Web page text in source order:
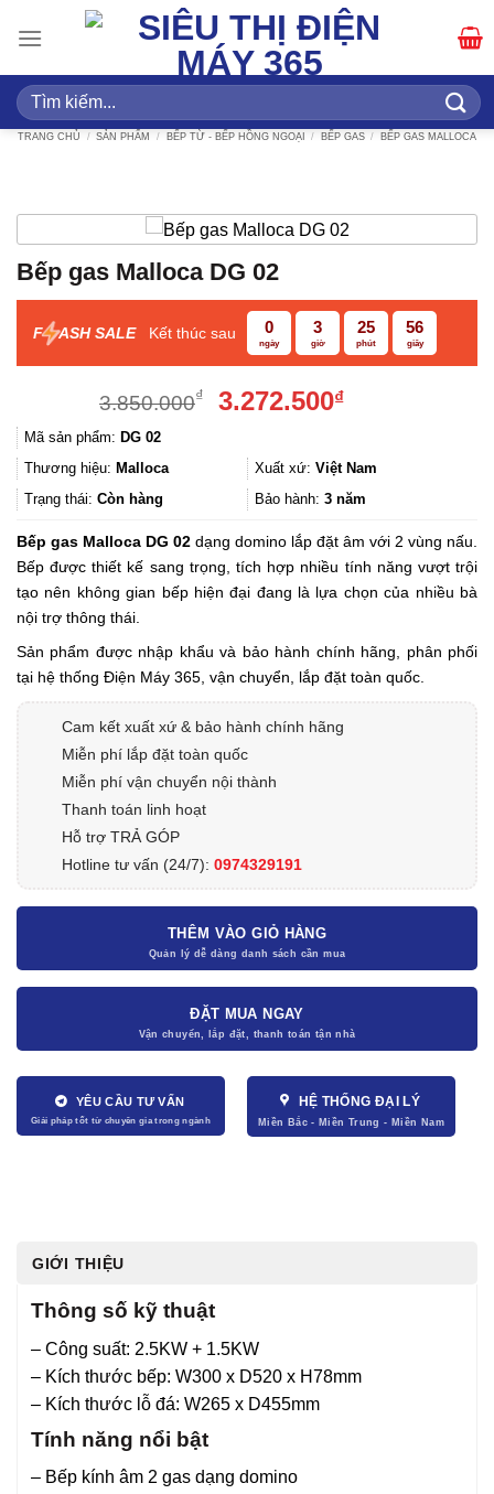
qua
dung
Tìm
kiếm:
TRANG CHỦ / SẢN PHẨM / BẾP TỪ - BẾP HỒNG NGOẠI / BẾP GAS / BẾP GAS MALLOCA
Bếp gas Malloca DG 02
F ASH SALE Kết thúc sau 0
ngày
3
giờ
25
phút
55
giây
3.850.000₫
Giá
3.850.000₫.
3.272.500₫Giá
là:
3.272.500₫.
Mã sản phẩm: DG 02
Thương hiệu: Malloca Xuất xứ: Việt Nam
Trạng thái: Còn hàng Bảo hành: 3 năm
Bếp gas Malloca DG 02 dạng domino lắp đặt âm với 2 vùng nấu.
Bếp được thiết kế sang trọng, tích hợp nhiều tính năng vượt trội
tạo nên không gian bếp hiện đại đang là lựa chọn của nhiều bà
nội trợ thông thái.
Sản phẩm được nhập khẩu và bảo hành chính hãng, phân phối
tại hệ thống Điện Máy 365, vận chuyển, lắp đặt toàn quốc.
Cam kết xuất xứ & bảo hành chính hãng
Miễn phí lắp đặt toàn quốc
Miễn phí vận chuyển nội thành
Thanh toán linh hoạt
Hỗ trợ TRẢ GÓP
Hotline tư vấn (24/7): 0974329191
THÊM VÀO GIỎ HÀNG
ĐẶT MUA NGAY
YÊU CẦU TƯ VẤN HỆ THỐNG ĐẠI LÝ
GIỚI THIỆU
Thông số kỹ thuật
– Công suất: 2.5KW + 1.5KW
– Kích thước bếp: W300 x D520 x H78mm
– Kích thước lỗ đá: W265 x D455mm
Tính năng nổi bật
– Bếp kính âm 2 gas dạng domino